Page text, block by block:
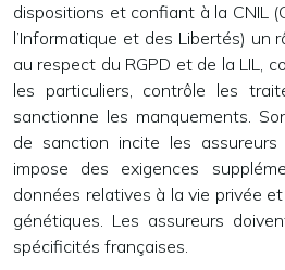
dispositions et confiant à la CNIL
l’Informatique et des Libertés) un
au respect du RGPD et de la LIL,
les particuliers, contrôle les
sanctionne les manquements.
de sanction incite les
impose des exigences
données relatives à la vie privée
génétiques. Les assureurs
spécificités françaises.